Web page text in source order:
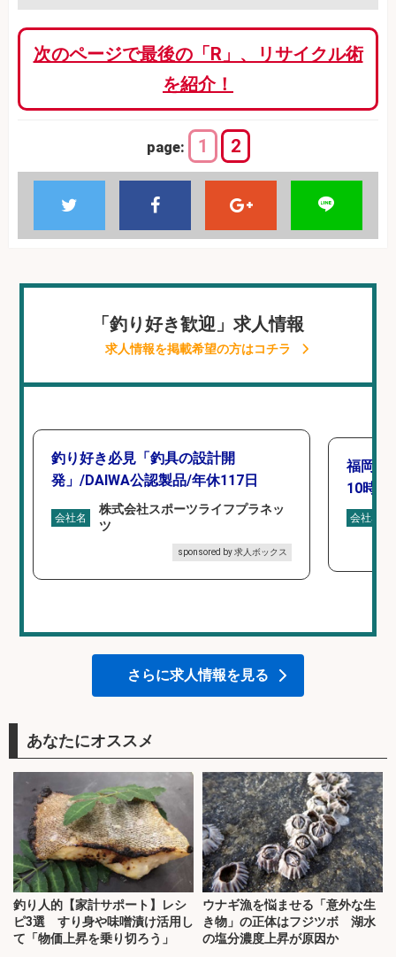
次のページで最後の「R」、リサイクル術
を紹介！
page: 1 2
「釣り好き歓迎」求人情報
求人情報を掲載希望の方はコチラ
釣り好き必見「釣具の設計開
発」/DAIWA公認製品/年休117日
会社名
株式会社スポーツライフプラネッ
ツ
sponsored by 求人ボックス
福岡「
10時間
会社名
さらに求人情報を見る
あなたにオススメ
釣り人的【家計サポート】レシ
ピ3選 すり身や味噌漬け活用し
て「物価上昇を乗り切ろう」
ウナギ漁を悩ませる「意外な生
き物」の正体はフジツボ 湖水
の塩分濃度上昇が原因か